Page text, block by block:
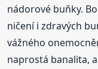
nádorové buňky.
ničení i zdravých
vážného
naprostá banalita,